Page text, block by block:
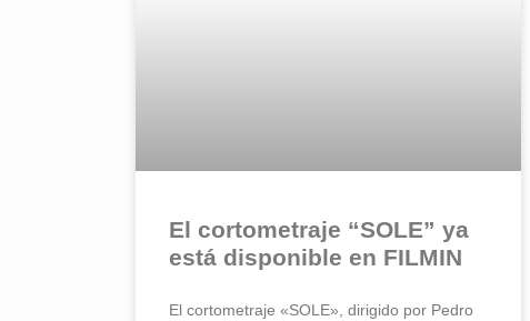
El cortometraje “SOLE” ya
está disponible en FILMIN
El cortometraje «SOLE», dirigido por Pedro